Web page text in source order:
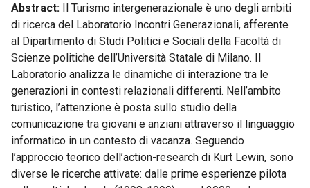
Abstract Il Turismo intergenerazionale è uno degli ambiti
di ricerca del Laboratorio Incontri Generazionali, afferente
al Dipartimento di Studi Politici e Sociali della Facoltà di
Scienze politiche dell’Università Statale di Milano. Il
Laboratorio analizza le dinamiche di interazione tra le
generazioni in contesti relazionali differenti. Nell’ambito
turistico, l’attenzione è posta sullo studio della
comunicazione tra giovani e anziani attraverso il linguaggio
informatico in un contesto di vacanza. Seguendo
l’approccio teorico dell’action-research di Kurt Lewin, sono
diverse le ricerche attivate: dalle prime esperienze pilota